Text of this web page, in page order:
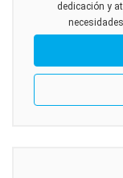
dedicación y